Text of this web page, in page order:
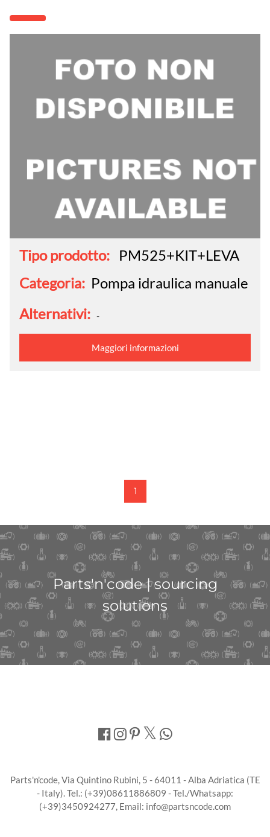
Tipo prodotto: PM525+KIT+LEVA
Categoria: Pompa idraulica manuale
Alternativi: -
Maggiori informazioni
1
Parts'n'code | sourcing
solutions
Parts'n'code, Via Quintino Rubini, 5 - 64011 - Alba Adriatica (TE
- Italy). Tel.: (+39)08611886809 - Tel./Whatsapp:
(+39)3450924277, Email: info@partsncode.com